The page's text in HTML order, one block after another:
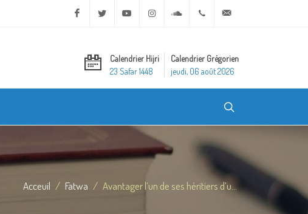
Facebook Twitter Youtube Instagram Soundcloud+20 2 25970400
Calendrier Hijri
23 Safar 1448
Calendrier Grégorien
jeudi, 06 août 2026
Acceuil Fatwa Avantager l’un de ses héritiers d’u...